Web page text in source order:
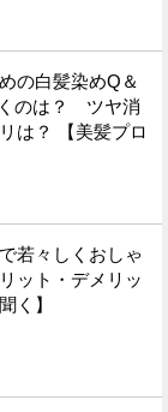
SDGs
シ
の白髪染めQ＆
のは？ ツヤ消
は？ 【美髪プロ
若々しくおしゃ
ット・デメリッ
く】